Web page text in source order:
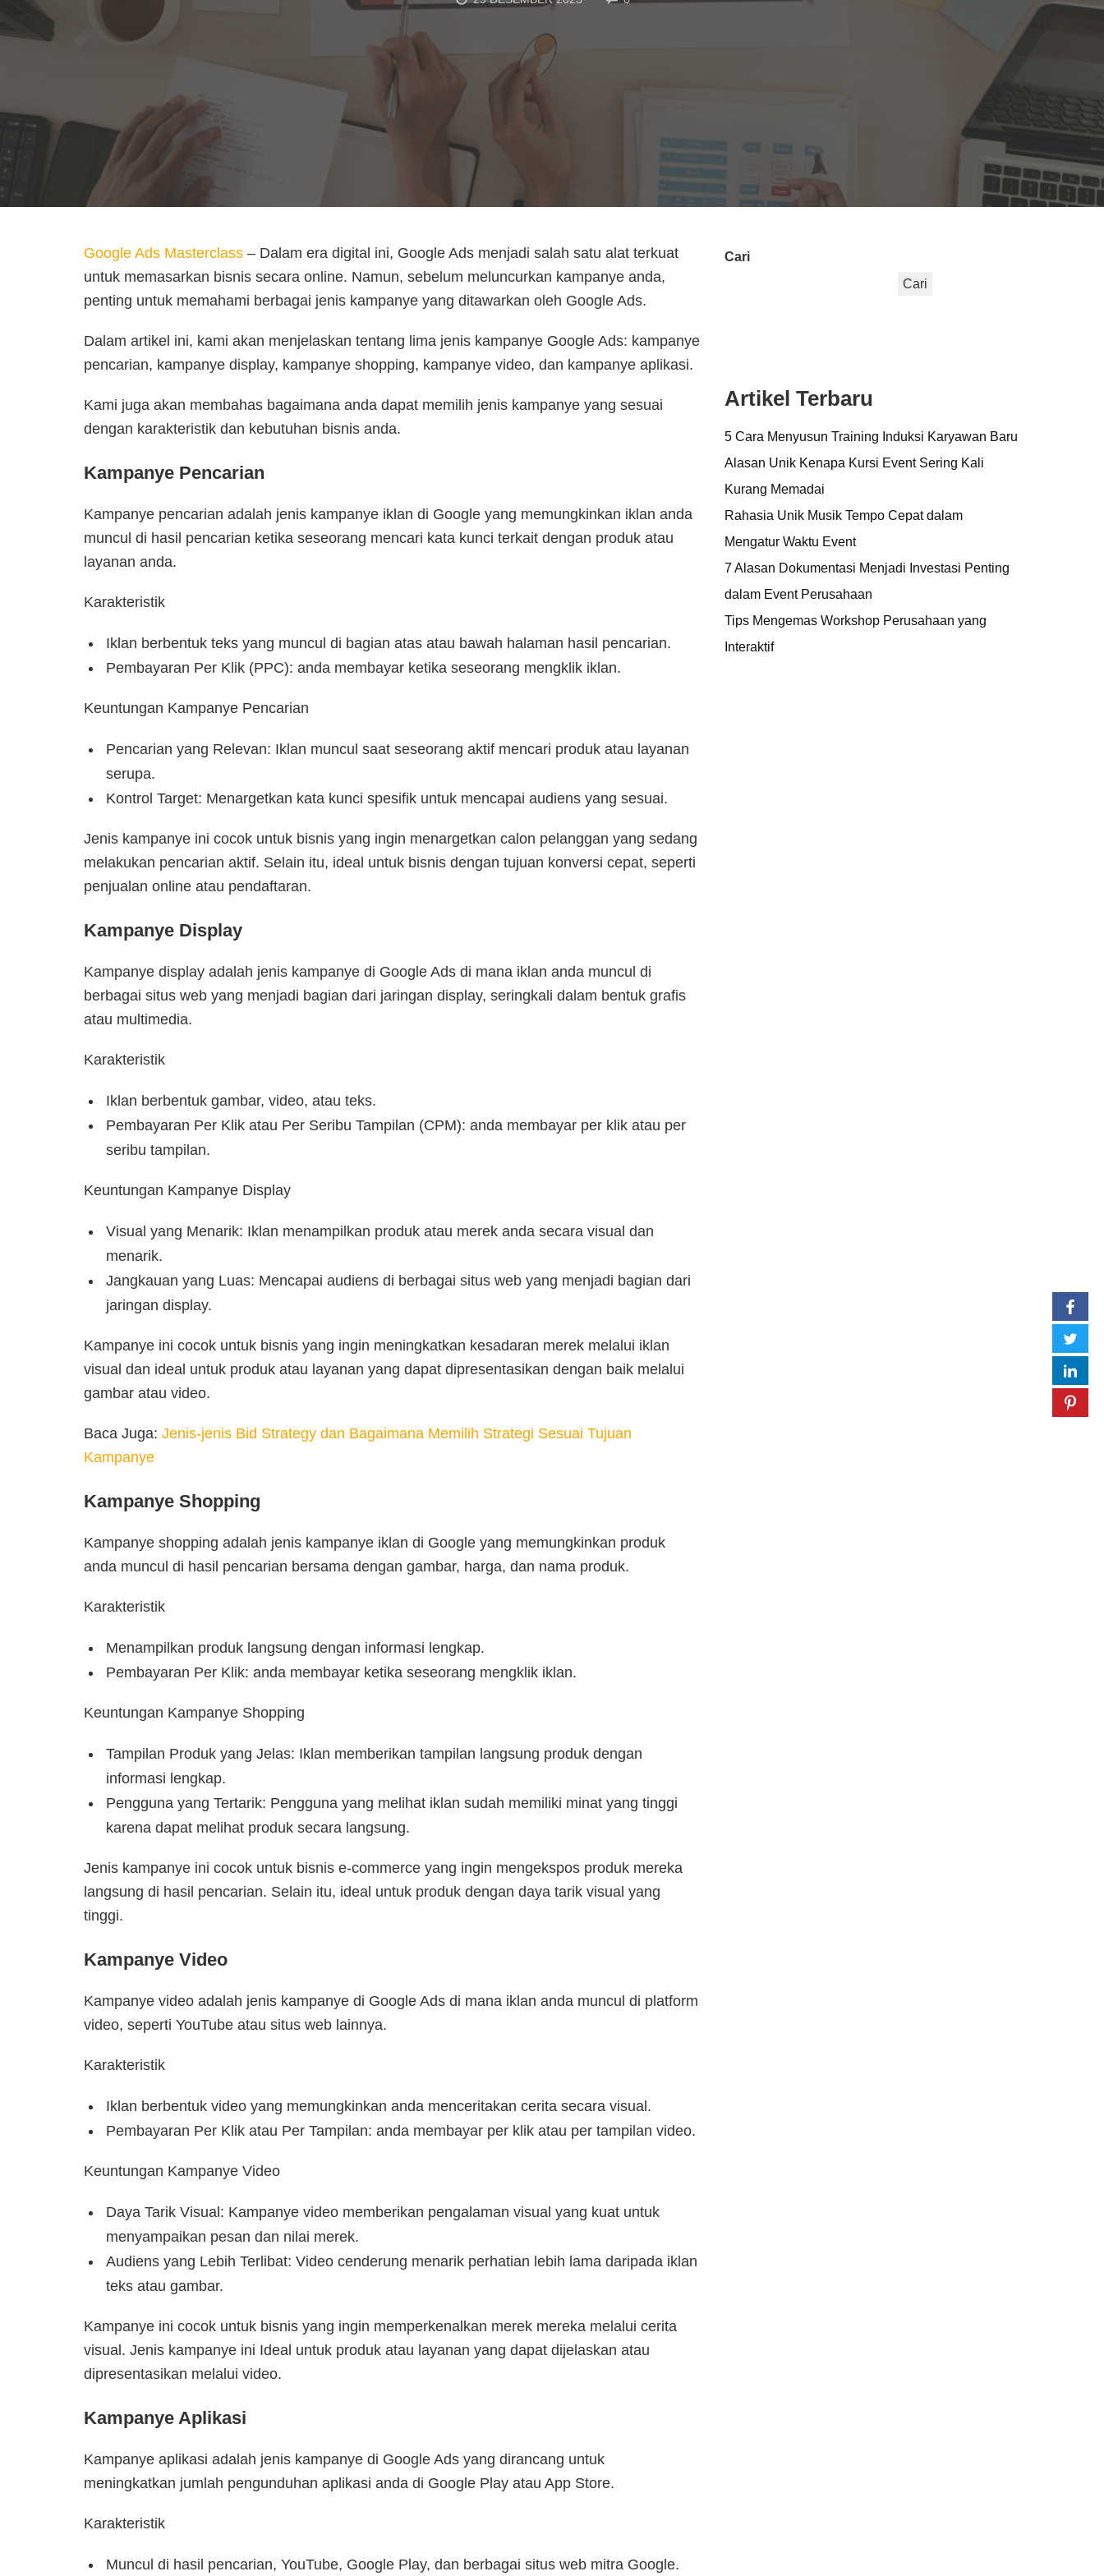
Google Ads Masterclass – Dalam era digital ini, Google Ads menjadi salah satu alat terkuat
untuk memasarkan bisnis secara online. Namun, sebelum meluncurkan kampanye anda,
penting untuk memahami berbagai jenis kampanye yang ditawarkan oleh Google Ads.
Dalam artikel ini, kami akan menjelaskan tentang lima jenis kampanye Google Ads: kampanye
pencarian, kampanye display, kampanye shopping, kampanye video, dan kampanye aplikasi.
Kami juga akan membahas bagaimana anda dapat memilih jenis kampanye yang sesuai
dengan karakteristik dan kebutuhan bisnis anda.
Kampanye Pencarian
Kampanye pencarian adalah jenis kampanye iklan di Google yang memungkinkan iklan anda
muncul di hasil pencarian ketika seseorang mencari kata kunci terkait dengan produk atau
layanan anda.
Karakteristik
Iklan berbentuk teks yang muncul di bagian atas atau bawah halaman hasil pencarian.
Pembayaran Per Klik (PPC): anda membayar ketika seseorang mengklik iklan.
Keuntungan Kampanye Pencarian
Pencarian yang Relevan: Iklan muncul saat seseorang aktif mencari produk atau layanan
serupa.
Kontrol Target: Menargetkan kata kunci spesifik untuk mencapai audiens yang sesuai.
Jenis kampanye ini cocok untuk bisnis yang ingin menargetkan calon pelanggan yang sedang
melakukan pencarian aktif. Selain itu, ideal untuk bisnis dengan tujuan konversi cepat, seperti
penjualan online atau pendaftaran.
Kampanye Display
Kampanye display adalah jenis kampanye di Google Ads di mana iklan anda muncul di
berbagai situs web yang menjadi bagian dari jaringan display, seringkali dalam bentuk grafis
atau multimedia.
Karakteristik
Iklan berbentuk gambar, video, atau teks.
Pembayaran Per Klik atau Per Seribu Tampilan (CPM): anda membayar per klik atau per
seribu tampilan.
Keuntungan Kampanye Display
Visual yang Menarik: Iklan menampilkan produk atau merek anda secara visual dan
menarik.
Jangkauan yang Luas: Mencapai audiens di berbagai situs web yang menjadi bagian dari
jaringan display.
Kampanye ini cocok untuk bisnis yang ingin meningkatkan kesadaran merek melalui iklan
visual dan ideal untuk produk atau layanan yang dapat dipresentasikan dengan baik melalui
gambar atau video.
Baca Juga: Jenis-jenis Bid Strategy dan Bagaimana Memilih Strategi Sesuai Tujuan
Kampanye
Kampanye Shopping
Kampanye shopping adalah jenis kampanye iklan di Google yang memungkinkan produk
anda muncul di hasil pencarian bersama dengan gambar, harga, dan nama produk.
Karakteristik
Menampilkan produk langsung dengan informasi lengkap.
Pembayaran Per Klik: anda membayar ketika seseorang mengklik iklan.
Keuntungan Kampanye Shopping
Tampilan Produk yang Jelas: Iklan memberikan tampilan langsung produk dengan
informasi lengkap.
Pengguna yang Tertarik: Pengguna yang melihat iklan sudah memiliki minat yang tinggi
karena dapat melihat produk secara langsung.
Jenis kampanye ini cocok untuk bisnis e-commerce yang ingin mengekspos produk mereka
langsung di hasil pencarian. Selain itu, ideal untuk produk dengan daya tarik visual yang
tinggi.
Kampanye Video
Kampanye video adalah jenis kampanye di Google Ads di mana iklan anda muncul di platform
video, seperti YouTube atau situs web lainnya.
Karakteristik
Iklan berbentuk video yang memungkinkan anda menceritakan cerita secara visual.
Pembayaran Per Klik atau Per Tampilan: anda membayar per klik atau per tampilan video.
Keuntungan Kampanye Video
Daya Tarik Visual: Kampanye video memberikan pengalaman visual yang kuat untuk
menyampaikan pesan dan nilai merek.
Audiens yang Lebih Terlibat: Video cenderung menarik perhatian lebih lama daripada iklan
teks atau gambar.
Kampanye ini cocok untuk bisnis yang ingin memperkenalkan merek mereka melalui cerita
visual. Jenis kampanye ini Ideal untuk produk atau layanan yang dapat dijelaskan atau
dipresentasikan melalui video.
Kampanye Aplikasi
Kampanye aplikasi adalah jenis kampanye di Google Ads yang dirancang untuk
meningkatkan jumlah pengunduhan aplikasi anda di Google Play atau App Store.
Karakteristik
Muncul di hasil pencarian, YouTube, Google Play, dan berbagai situs web mitra Google.
Cari
Cari
Artikel Terbaru
5 Cara Menyusun Training Induksi Karyawan Baru
Alasan Unik Kenapa Kursi Event Sering Kali
Kurang Memadai
Rahasia Unik Musik Tempo Cepat dalam
Mengatur Waktu Event
7 Alasan Dokumentasi Menjadi Investasi Penting
dalam Event Perusahaan
Tips Mengemas Workshop Perusahaan yang
Interaktif